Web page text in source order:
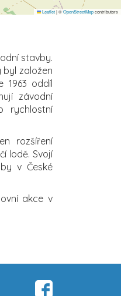
Leaflet|©OpenStreetMapcontributors
stavby.
byl založen
1963 oddíl
závodní
rychlostní
rozšíření
lodě. Svojí
v České
akce v